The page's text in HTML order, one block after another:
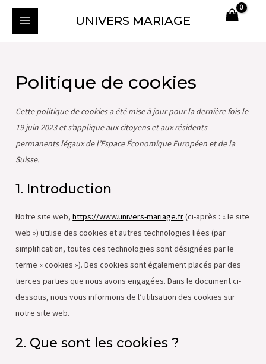
AllerMAIN
MENU
UNIVERS MARIAGE
Politique de cookies
Cette politique de cookies a été mise à jour pour la dernière fois le
19 juin 2023 et s’applique aux citoyens et aux résidents
permanents légaux de l’Espace Économique Européen et de la
Suisse.
1. Introduction
Notre site web,https://www.univers-mariage.fr(ci-après : « le site
web ») utilise des cookies et autres technologies liées (par
simplification, toutes ces technologies sont désignées par le
terme « cookies »). Des cookies sont également placés par des
tierces parties que nous avons engagées. Dans le document ci-
dessous, nous vous informons de l’utilisation des cookies sur
notre site web.
2. Que sont les cookies ?
Consent
Consent
Consent
Consent
Consent
Consent
ConsentMarketing